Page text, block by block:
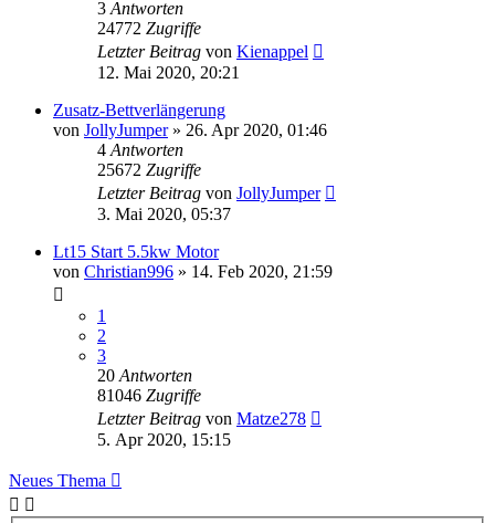
3 Antworten
24772 Zugriffe
Letzter Beitrag von Kienappel
12. Mai 2020, 20:21
Zusatz-Bettverlängerung
von JollyJumper» 26. Apr 2020, 01:46
4 Antworten
25672 Zugriffe
Letzter Beitrag von JollyJumper
3. Mai 2020, 05:37
Lt15 Start 5.5kw Motor
von Christian996 » 14. Feb 2020, 21:59
1
2
3
20 Antworten
81046 Zugriffe
Letzter Beitrag von Matze278
5. Apr 2020, 15:15
Neues Thema